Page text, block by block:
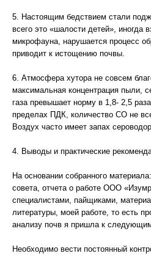
5. Настоящим бедствием стали
всего это «шалости детей», иногда
микрофауна, нарушается процесс
приводит к истощению почвы.
6. Атмосфера хутора не совсем
максимальная концентрация пыли,
газа превышает норму в 1,8- 2,5
пределах ПДК, количество СО не
Воздух часто имеет запах
4. Выводы и практические
На основании собранного
совета, отчета о работе ООО
специалистами, пайщиками,
литературы, моей работе, то есть
анализу почв я пришла к
Необходимо вести постоянный